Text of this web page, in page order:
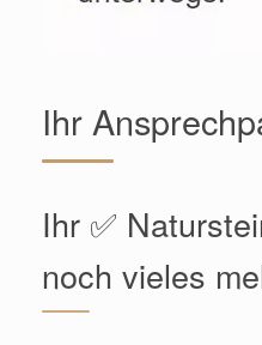
Ihr
Ihr ✅
noch vieles